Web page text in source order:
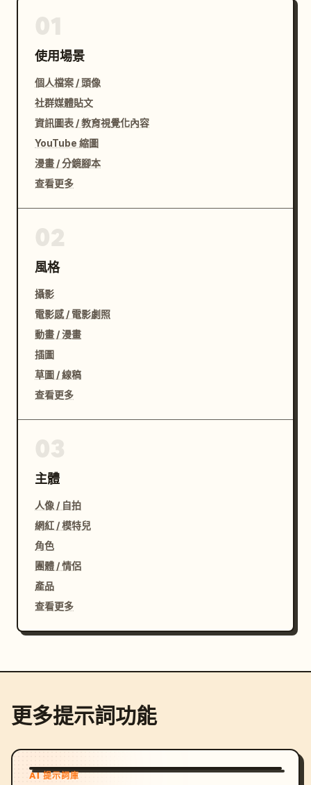
使用場景
個人檔案 / 頭像
社群媒體貼文
資訊圖表 / 教育視覺化內容
YouTube 縮圖
漫畫 / 分鏡腳本
查看更多
風格
攝影
電影感 / 電影劇照
動畫 / 漫畫
插圖
草圖 / 線稿
查看更多
主體
人像 / 自拍
網紅 / 模特兒
角色
團體 / 情侶
產品
查看更多
更多提示詞功能
AI 提示詞庫